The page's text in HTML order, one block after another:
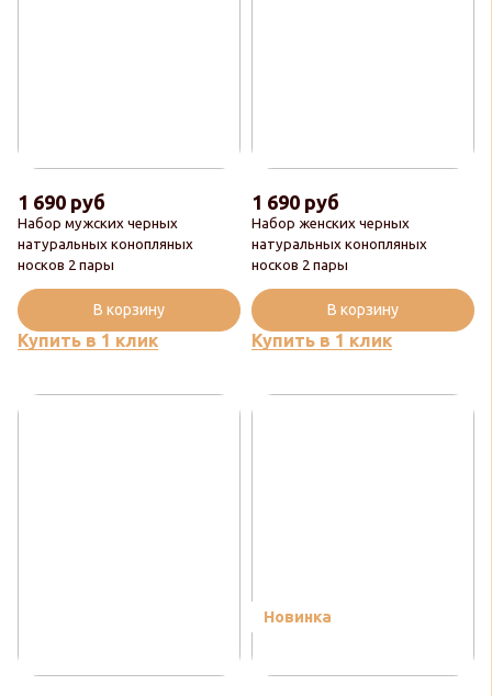
Набор мужских черных
натуральных конопляных
носков 2 пары
1 690 руб
Купить в 1 клик
В корзину
Набор женских черных
натуральных конопляных
носков 2 пары
1 690 руб
Купить в 1 клик
В корзину
Новинка